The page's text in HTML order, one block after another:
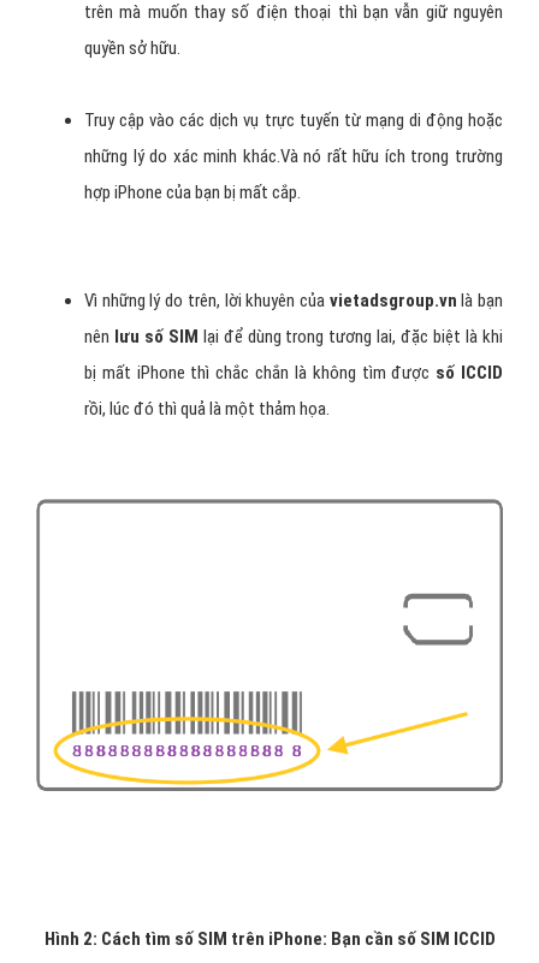
trên mà muốn thay số điện thoại thì bạn vẫn giữ nguyên
quyền sở hữu.
Truy cập vào các dịch vụ trực tuyến từ mạng di động hoặc
những lý do xác minh khác.Và nó rất hữu ích trong trường
hợp iPhone của bạn bị mất cắp.
Vì những lý do trên, lời khuyên của vietadsgroup.vn là bạn
nên lưu số SIM lại để dùng trong tương lai, đặc biệt là khi
bị mất iPhone thì chắc chắn là không tìm được số ICCID
rồi, lúc đó thì quả là một thảm họa.
Hình 2: Cách tìm số SIM trên iPhone: Bạn cần số SIM ICCID